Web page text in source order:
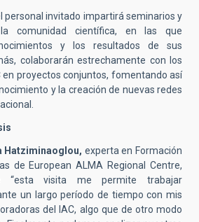
personal invitado impartirá seminarios y
comunidad científica, en las que
y los resultados de sus
colaborarán estrechamente con los
en proyectos conjuntos, fomentando así
y la creación de nuevas redes
Hatziminaoglou, experta en Formación
de European ALMA Regional Centre,
“esta visita me permite trabajar
un largo período de tiempo con mis
del IAC, algo que de otro modo